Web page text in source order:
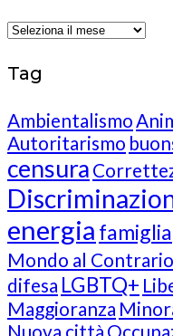
Archives
Tag
Ambientalismo
Autoritarismo
censura
energia famiglia
Mondo al Contrario
difesa LGBTQ+
Maggioranza
Nuova città